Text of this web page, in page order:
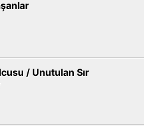
/ Unutulan Sır